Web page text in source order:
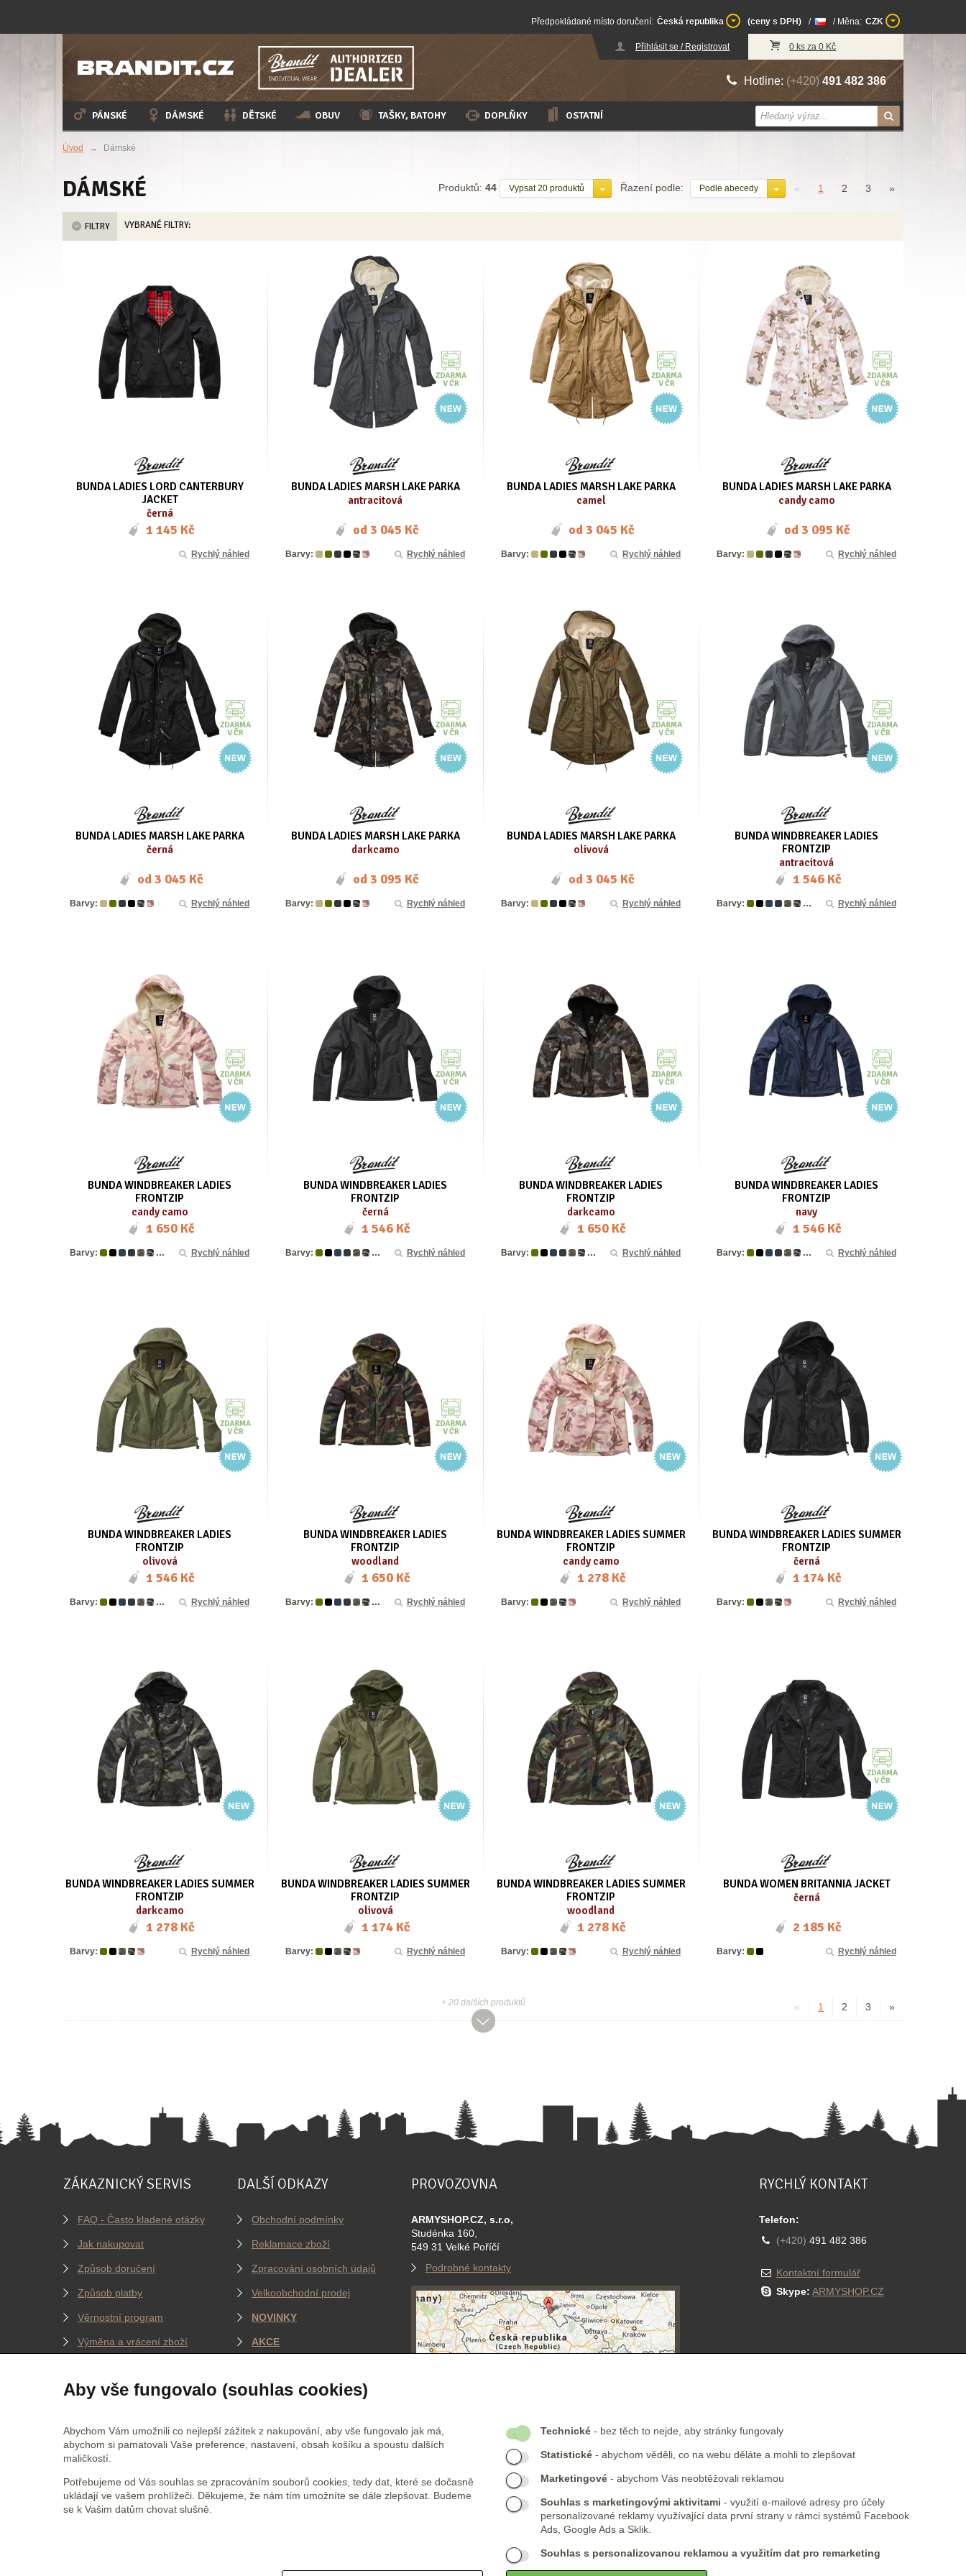
Aby vše fungovalo (souhlas cookies)
Abychom Vám umožnili co nejlepší zážitek z nakupování, aby vše fungovalo jak má,
abychom si pamatovali Vaše preference, nastavení, obsah košíku a spoustu dalších
maličkostí.
Potřebujeme od Vás souhlas se zpracováním souborů cookies, tedy dat, které se dočasně
ukládají ve vašem prohlížeči. Děkujeme, že nám tím umožníte se dále zlepšovat. Budeme
se k Vašim datům chovat slušně.
Technické - bez těch to nejde, aby stránky fungovaly
Statistické - abychom věděli, co na webu děláte a mohli to zlepšovat
Marketingové - abychom Vás neobtěžovali reklamou
Souhlas s marketingovými aktivitami - využití e-mailové adresy pro účely
personalizované reklamy využívající data první strany v rámci systémů Facebook
Ads, Google Ads a Sklik.
Souhlas s personalizovanou reklamou a využitím dat pro remarketing
Předpokládané místo doručení: Česká republika (ceny s DPH) / / Měna: CZK
Přihlásit se / Registrovat 0 ks za 0 Kč
Hotline: (+420) 491 482 386
PÁNSKÉ DÁMSKÉ DĚTSKÉ OBUV TAŠKY, BATOHY DOPLŇKY OSTATNÍ
Úvod → Dámské
DÁMSKÉ « 1 2 3 »
Produktů: 44 Vypsat 20 produktů Řazení podle: Podle abecedy
FILTRY VYBRANÉ FILTRY:
BUNDA LADIES LORD CANTERBURY
JACKET
černá
1 145 Kč
Rychlý náhled
BUNDA LADIES MARSH LAKE PARKA
antracitová
od3 045 Kč
Barvy: Rychlý náhled
BUNDA LADIES MARSH LAKE PARKA
camel
od3 045 Kč
Barvy: Rychlý náhled
BUNDA LADIES MARSH LAKE PARKA
candy camo
od3 095 Kč
Barvy: Rychlý náhled
BUNDA LADIES MARSH LAKE PARKA
černá
od3 045 Kč
Barvy: Rychlý náhled
BUNDA LADIES MARSH LAKE PARKA
darkcamo
od3 095 Kč
Barvy: Rychlý náhled
BUNDA LADIES MARSH LAKE PARKA
olivová
od3 045 Kč
Barvy: Rychlý náhled
BUNDA WINDBREAKER LADIES
FRONTZIP
antracitová
1 546 Kč
Barvy: ... Rychlý náhled
BUNDA WINDBREAKER LADIES
FRONTZIP
candy camo
1 650 Kč
Barvy: ... Rychlý náhled
BUNDA WINDBREAKER LADIES
FRONTZIP
černá
1 546 Kč
Barvy: ... Rychlý náhled
BUNDA WINDBREAKER LADIES
FRONTZIP
darkcamo
1 650 Kč
Barvy: ... Rychlý náhled
BUNDA WINDBREAKER LADIES
FRONTZIP
navy
1 546 Kč
Barvy: ... Rychlý náhled
BUNDA WINDBREAKER LADIES
FRONTZIP
olivová
1 546 Kč
Barvy: ... Rychlý náhled
BUNDA WINDBREAKER LADIES
FRONTZIP
woodland
1 650 Kč
Barvy: ... Rychlý náhled
BUNDA WINDBREAKER LADIES SUMMER
FRONTZIP
candy camo
1 278 Kč
Barvy: Rychlý náhled
BUNDA WINDBREAKER LADIES SUMMER
FRONTZIP
černá
1 174 Kč
Barvy: Rychlý náhled
BUNDA WINDBREAKER LADIES SUMMER
FRONTZIP
darkcamo
1 278 Kč
Barvy: Rychlý náhled
BUNDA WINDBREAKER LADIES SUMMER
FRONTZIP
olivová
1 174 Kč
Barvy: Rychlý náhled
BUNDA WINDBREAKER LADIES SUMMER
FRONTZIP
woodland
1 278 Kč
Barvy: Rychlý náhled
BUNDA WOMEN BRITANNIA JACKET
černá
2 185 Kč
Barvy: Rychlý náhled
+ 20 dalších produktů « 1 2 3 »
ZÁKAZNICKÝ SERVIS
FAQ - Často kladené otázky
Jak nakupovat
Způsob doručení
Způsob platby
Věrnostní program
Výměna a vrácení zboží
DALŠÍ ODKAZY
Obchodní podmínky
Reklamace zboží
Zpracování osobních údajů
Velkoobchodní prodej
NOVINKY
AKCE
PROVOZOVNA
ARMYSHOP.CZ, s.r.o,
Studénka 160,
549 31 Velké Poříčí
Podrobné kontakty
RYCHLÝ KONTAKT
Telefon:
(+420) 491 482 386
Kontaktní formulář
Skype: ARMYSHOP.CZ
JSME NA SOCIÁLNÍCH SÍTÍCH
Jsme naFacebooku
Jsme na Twitteru
CERTIFIKACE
certifikacizde
PLATEBNÍ PARTNEŘI NEWSLETTER
Přihlásit se k odběru novinek e-mailem